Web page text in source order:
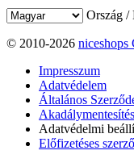
Ország /
© 2010-2026 niceshops
Impresszum
Adatvédelem
Általános
Adatvédelmi
Előfizetéses